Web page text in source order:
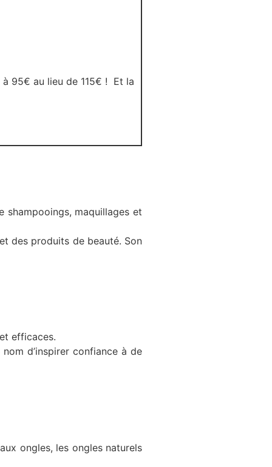
à 95€ au lieu de 115€ ! Et la
shampooings, maquillages et
des produits de beauté. Son
efficaces.
d’inspirer confiance à de
ongles, les ongles naturels